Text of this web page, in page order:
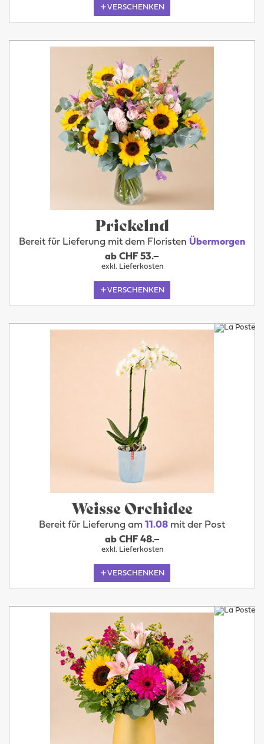
VERSCHENKEN
Prickelnd
Bereit für Lieferung mit dem Floristen Übermorgen
ab CHF 53.–
exkl. Lieferkosten
VERSCHENKEN
Weisse Orchidee
Bereit für Lieferung am 11.08 mit der Post
ab CHF 48.–
exkl. Lieferkosten
VERSCHENKEN